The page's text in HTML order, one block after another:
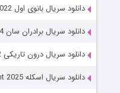
دانلود سریال بانوی اول The First Lady 2022
دانلود سریال برادران سان The Brothers Sun 2024
دانلود سریال درون تاریکی In the Dark 2019-2022
دانلود سریال اسکله The Waterfront 2025